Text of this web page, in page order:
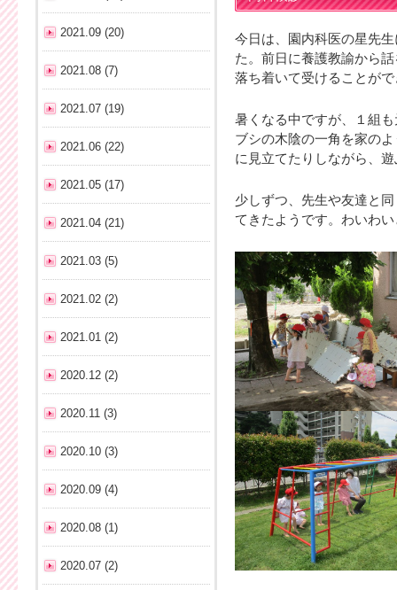
今日は、園内科医の星先
た。前日に養護教諭から
落ち着いて受けることが
暑くなる中ですが、１組
ブシの木陰の一角を家の
に見立てたりしながら、
少しずつ、先生や友達と
てきたようです。わいわ
2021.09 (20)
2021.08 (7)
2021.07 (19)
2021.06 (22)
2021.05 (17)
2021.04 (21)
2021.03 (5)
2021.02 (2)
2021.01 (2)
2020.12 (2)
2020.11 (3)
2020.10 (3)
2020.09 (4)
2020.08 (1)
2020.07 (2)